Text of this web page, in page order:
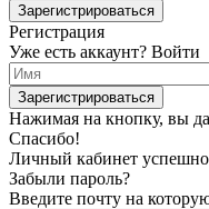
Зарегистрироваться
Регистрация
Уже есть аккаунт? Войти
Зарегистрироваться
Нажимая на кнопку, вы
Спасибо!
Личный кабинет успешно
Забыли пароль?
Введите почту на